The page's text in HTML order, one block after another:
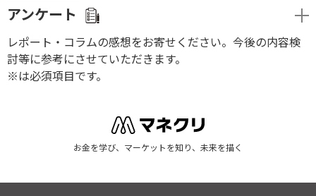
アンケート
レポート・コラムの感想をお寄せください。今後の内容検
討等に参考にさせていただきます。
※は必須項目です。
お金を学び、マーケットを知り、未来を描く